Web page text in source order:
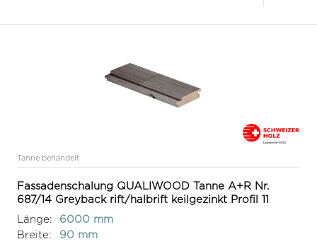
Tanne behandelt
Fassadenschalung QUALIWOOD Tanne A+R Nr.
687/14 Greyback rift/halbrift keilgezinkt Profil 11
Länge:
6000 mm
Breite:
90 mm